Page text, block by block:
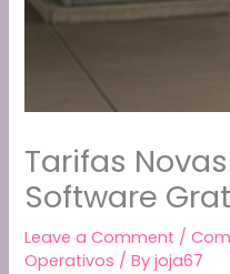
Tarifas
Software
Leave a Comment /
Operativos / Byjoja67